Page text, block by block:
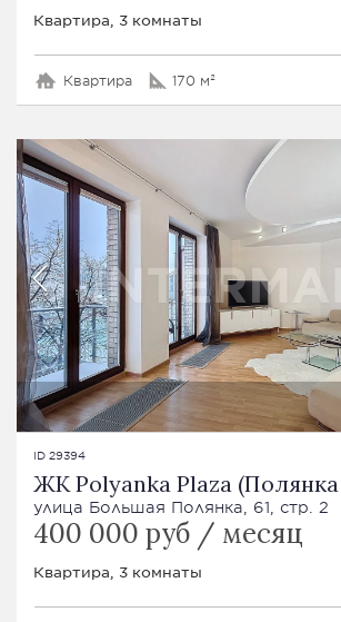
Квартира, 3 комнаты
Квартира 170 м²
ID 29394
ЖК Polyanka Plaza
улица Большая Полянка, 61, стр. 2
400 000 руб / месяц
Квартира, 3 комнаты